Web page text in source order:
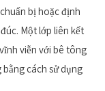
bị hoặc định
Một lớp liên kết
viễn với bê tông
cách sử dụng